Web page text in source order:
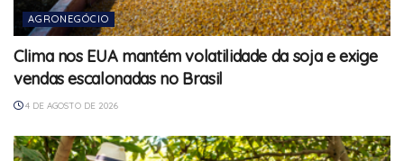
AGRONEGÓCIO
Clima nos EUA mantém volatilidade da soja e exige
vendas escalonadas no Brasil
4 DE AGOSTO DE 2026